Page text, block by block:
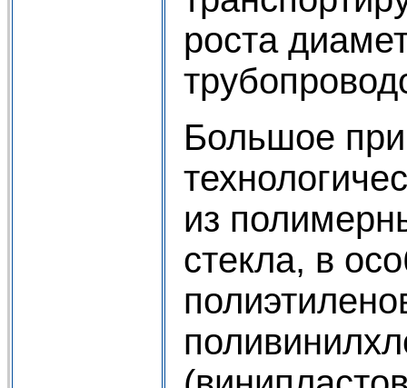
роста
Большое
из
стекла, в